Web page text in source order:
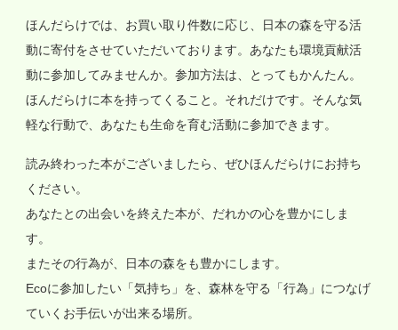
ほんだらけでは、お買い取り件数に応じ、日本の森を守る活
動に寄付をさせていただいております。あなたも環境貢献活
動に参加してみませんか。参加方法は、とってもかんたん。
ほんだらけに本を持ってくること。それだけです。そんな気
軽な行動で、あなたも生命を育む活動に参加できます。
読み終わった本がございましたら、ぜひほんだらけにお持ち
ください。
あなたとの出会いを終えた本が、だれかの心を豊かにしま
す。
またその行為が、日本の森をも豊かにします。
Ecoに参加したい「気持ち」を、森林を守る「行為」につなげ
ていくお手伝いが出来る場所。